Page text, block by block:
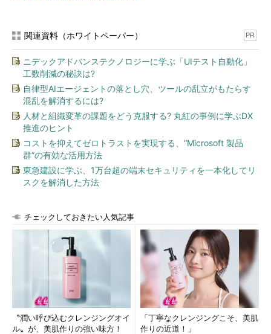
関連資料（ホワイトペーパー） PR
ニデックアドバンステクノロジーに学ぶ「UIテスト自動化」
工数削減の秘訣は?
自律型AIエージェントの落とし穴、ツールの乱立がもたらす
混乱を解消するには?
人材と組織変革の課題をどう克服する? 丸紅の事例に学ぶDX
推進のヒント
コストを抑えてゼロトラストを実現する、“Microsoft 製品
群”の有効な活用方法
東急建設に学ぶ、1万台超の端末セキュリティを一本化してリ
スクを解消した方法
チェックしておきたい人気記事
〝潤い呼び込むクレンジングオイ
ル〟が、美肌作りの強い味方！
「丁寧なクレンジングこそ、美肌
作りの近道！」